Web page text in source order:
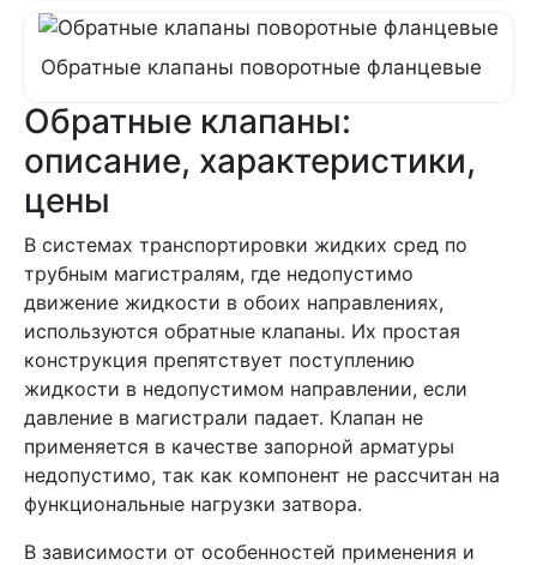
Обратные клапаны поворотные фланцевые
Обратные клапаны:
описание, характеристики,
цены
В системах транспортировки жидких сред по
трубным магистралям, где недопустимо
движение жидкости в обоих направлениях,
используются обратные клапаны. Их простая
конструкция препятствует поступлению
жидкости в недопустимом направлении, если
давление в магистрали падает. Клапан не
применяется в качестве запорной арматуры
недопустимо, так как компонент не рассчитан на
функциональные нагрузки затвора.
В зависимости от особенностей применения и